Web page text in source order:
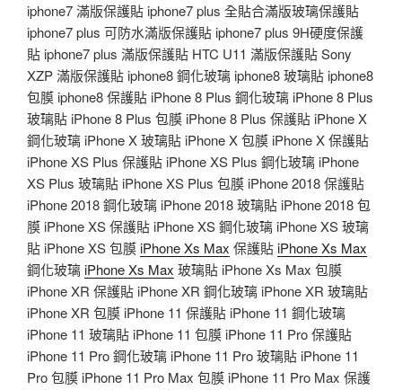
iphone7 滿版保護貼 iphone7 plus 全貼合滿版玻璃保護貼
iphone7 plus 可防水滿版保護貼 iphone7 plus 9H硬度保護
貼 iphone7 plus 滿版保護貼 HTC U11 滿版保護貼 Sony
XZP 滿版保護貼 iphone8 鋼化玻璃 iphone8 玻璃貼 iphone8
包膜 iphone8 保護貼 iPhone 8 Plus 鋼化玻璃 iPhone 8 Plus
玻璃貼 iPhone 8 Plus 包膜 iPhone 8 Plus 保護貼 iPhone X
鋼化玻璃 iPhone X 玻璃貼 iPhone X 包膜 iPhone X 保護貼
iPhone XS Plus 保護貼 iPhone XS Plus 鋼化玻璃 iPhone
XS Plus 玻璃貼 iPhone XS Plus 包膜 iPhone 2018 保護貼
iPhone 2018 鋼化玻璃 iPhone 2018 玻璃貼 iPhone 2018 包
膜 iPhone XS 保護貼 iPhone XS 鋼化玻璃 iPhone XS 玻璃
貼 iPhone XS 包膜iPhone Xs Max 保護貼iPhone Xs Max
鋼化玻璃iPhone Xs Max 玻璃貼 iPhone Xs Max 包膜
iPhone XR 保護貼 iPhone XR 鋼化玻璃 iPhone XR 玻璃貼
iPhone XR 包膜 iPhone 11 保護貼 iPhone 11 鋼化玻璃
iPhone 11 玻璃貼 iPhone 11 包膜 iPhone 11 Pro 保護貼
iPhone 11 Pro 鋼化玻璃 iPhone 11 Pro 玻璃貼 iPhone 11
Pro 包膜 iPhone 11 Pro Max 包膜 iPhone 11 Pro Max 保護